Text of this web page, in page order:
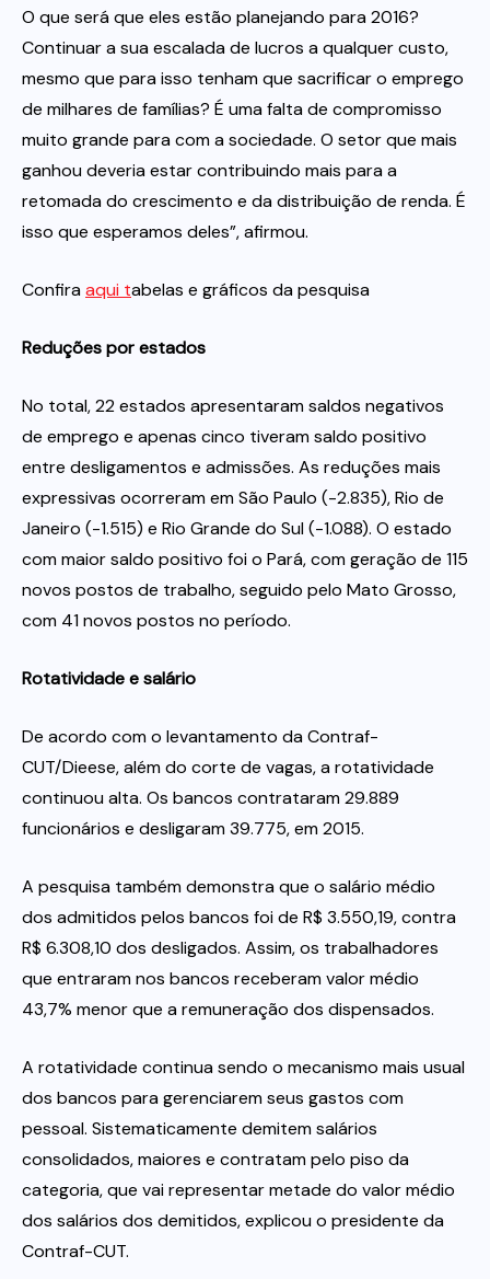
O que será que eles estão planejando para 2016?
Continuar a sua escalada de lucros a qualquer custo,
mesmo que para isso tenham que sacrificar o emprego
de milhares de famílias? É uma falta de compromisso
muito grande para com a sociedade. O setor que mais
ganhou deveria estar contribuindo mais para a
retomada do crescimento e da distribuição de renda. É
isso que esperamos deles”, afirmou.
Confiraaqui tabelas e gráficos da pesquisa
Reduções por estados
No total, 22 estados apresentaram saldos negativos
de emprego e apenas cinco tiveram saldo positivo
entre desligamentos e admissões. As reduções mais
expressivas ocorreram em São Paulo (-2.835), Rio de
Janeiro (-1.515) e Rio Grande do Sul (-1.088). O estado
com maior saldo positivo foi o Pará, com geração de 115
novos postos de trabalho, seguido pelo Mato Grosso,
com 41 novos postos no período.
Rotatividade e salário
De acordo com o levantamento da Contraf-
CUT/Dieese, além do corte de vagas, a rotatividade
continuou alta. Os bancos contrataram 29.889
funcionários e desligaram 39.775, em 2015.
A pesquisa também demonstra que o salário médio
dos admitidos pelos bancos foi de R$ 3.550,19, contra
R$ 6.308,10 dos desligados. Assim, os trabalhadores
que entraram nos bancos receberam valor médio
43,7% menor que a remuneração dos dispensados.
A rotatividade continua sendo o mecanismo mais usual
dos bancos para gerenciarem seus gastos com
pessoal. Sistematicamente demitem salários
consolidados, maiores e contratam pelo piso da
categoria, que vai representar metade do valor médio
dos salários dos demitidos, explicou o presidente da
Contraf-CUT.